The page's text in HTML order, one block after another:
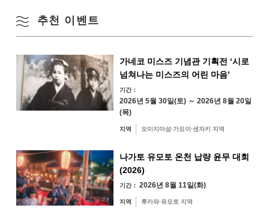
4
18 19 20 22
24 25 26 27
« 7월
가을
겨울
지역별 검색 by Area
추천 이벤트
가네코 미스즈 기념관 기획전 ‘시로
넘쳐나는 미스즈의 어린 마음’
기간：
2026년 5월 30일(토) ～ 2026년 8월 20일
(목)
지역 오미지마섬·가요이·센자키 지역
나가토 유모토 온천 납량 윤무 대회
(2026)
기간： 2026년 8월 11일(화)
지역 후카와·유모토 지역